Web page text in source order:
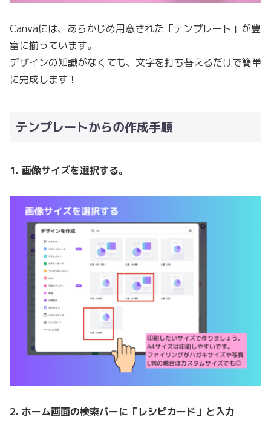
Canvaには、あらかじめ用意された「テンプレート」が豊
富に揃っています。
デザインの知識がなくても、文字を打ち替えるだけで簡単
に完成します！
テンプレートからの作成手順
1. 画像サイズを選択する。
2. ホーム画面の検索バーに「レシピカード」と入力